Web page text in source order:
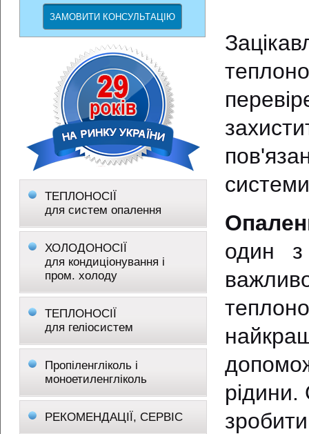
ТЕПЛОНОСІЇ
для систем опалення
ХОЛОДОНОСІЇ
для кондиціонування і
пром. холоду
ТЕПЛОНОСІЇ
для геліосистем
Пропіленгліколь і
моноетиленгліколь
РЕКОМЕНДАЦІЇ, СЕРВІС
один з
рідини.